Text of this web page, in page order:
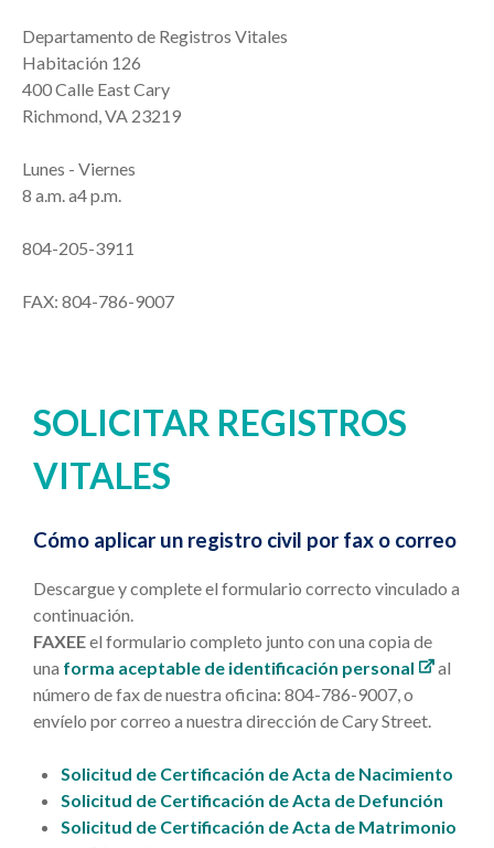
Departamento de Registros Vitales
Habitación 126
400 Calle East Cary
Richmond, VA 23219
Lunes - Viernes
8 a.m. a4 p.m.
804-205-3911
FAX: 804-786-9007
SOLICITAR REGISTROS
VITALES
Cómo aplicar un registro civil por fax o correo
Descargue y complete el formulario correcto vinculado a
continuación.
FAXEEel formulario completo junto con una copia de
una forma aceptable de identificación personal
al
número de fax de nuestra oficina: 804-786-9007, o
envíelo por correo a nuestra dirección de Cary Street.
Solicitud de Certificación de Acta de Nacimiento
Solicitud de Certificación de Acta de Defunción
Solicitud de Certificación de Acta de Matrimonio